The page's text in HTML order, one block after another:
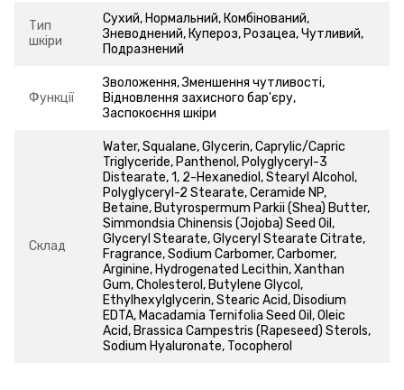
Тип
шкіри
Сухий, Нормальний, Комбінований,
Зневоднений, Купероз, Розацеа, Чутливий,
Подразнений
Функції
Зволоження, Зменшення чутливості,
Відновлення захисного бар'єру,
Заспокоєння шкіри
Склад
Water, Squalane, Glycerin, Caprylic/Capric
Triglyceride, Panthenol, Polyglyceryl-3
Distearate, 1, 2-Hexanediol, Stearyl Alcohol,
Polyglyceryl-2 Stearate, Ceramide NP,
Betaine, Butyrospermum Parkii (Shea) Butter,
Simmondsia Chinensis (Jojoba) Seed Oil,
Glyceryl Stearate, Glyceryl Stearate Citrate,
Fragrance, Sodium Carbomer, Carbomer,
Arginine, Hydrogenated Lecithin, Xanthan
Gum, Cholesterol, Butylene Glycol,
Ethylhexylglycerin, Stearic Acid, Disodium
EDTA, Macadamia Ternifolia Seed Oil, Oleic
Acid, Brassica Campestris (Rapeseed) Sterols,
Sodium Hyaluronate, Tocopherol